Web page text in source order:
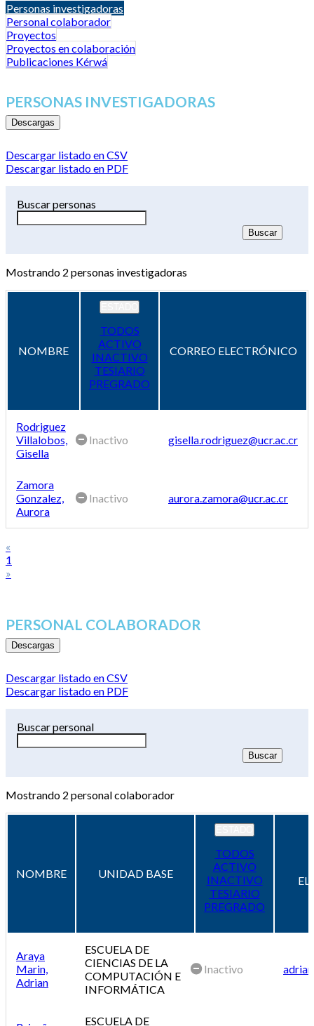
Personas investigadoras
Personal colaborador
Proyectos
Proyectos en colaboración
Publicaciones Kérwá
PERSONAS INVESTIGADORAS
Descargas
Descargar listado en CSV
Descargar listado en PDF
Buscar personas
Mostrando 2 personas investigadoras
NOMBRE
TODOS
ACTIVO
INACTIVO
TESIARIO
PREGRADO
CORREO ELECTRÓNICO
Rodriguez
Villalobos,
Gisella
Inactivo gisella.rodriguez@ucr.ac.cr
Zamora
Gonzalez,
Aurora
Inactivo aurora.zamora@ucr.ac.cr
«
1
»
PERSONAL COLABORADOR
Descargas
Descargar listado en CSV
Descargar listado en PDF
Buscar personal
Mostrando 2 personal colaborador
NOMBRE UNIDAD BASE
TODOS
ACTIVO
INACTIVO
TESIARIO
PREGRADO
Araya
Marin,
Adrian
ESCUELA DE
CIENCIAS DE LA
COMPUTACIÓN E
INFORMÁTICA
Inactivo
ESCUELA DE